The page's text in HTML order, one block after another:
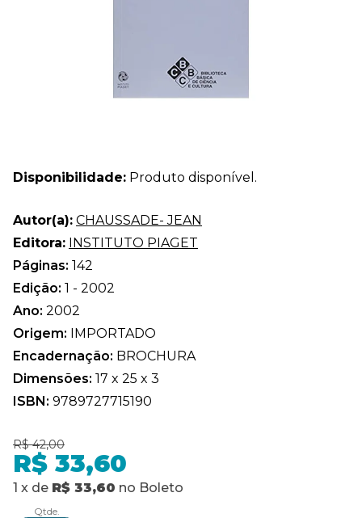
Disponibilidade: Produto disponível.
Autor(a): CHAUSSADE- JEAN
Editora: INSTITUTO PIAGET
Páginas: 142
Edição: 1 - 2002
Ano: 2002
Origem: IMPORTADO
Encadernação: BROCHURA
Dimensões: 17 x 25 x 3
ISBN: 9789727715190
R$ 42,00
R$ 33,60
1 x de R$ 33,60 no Boleto
Qtde.